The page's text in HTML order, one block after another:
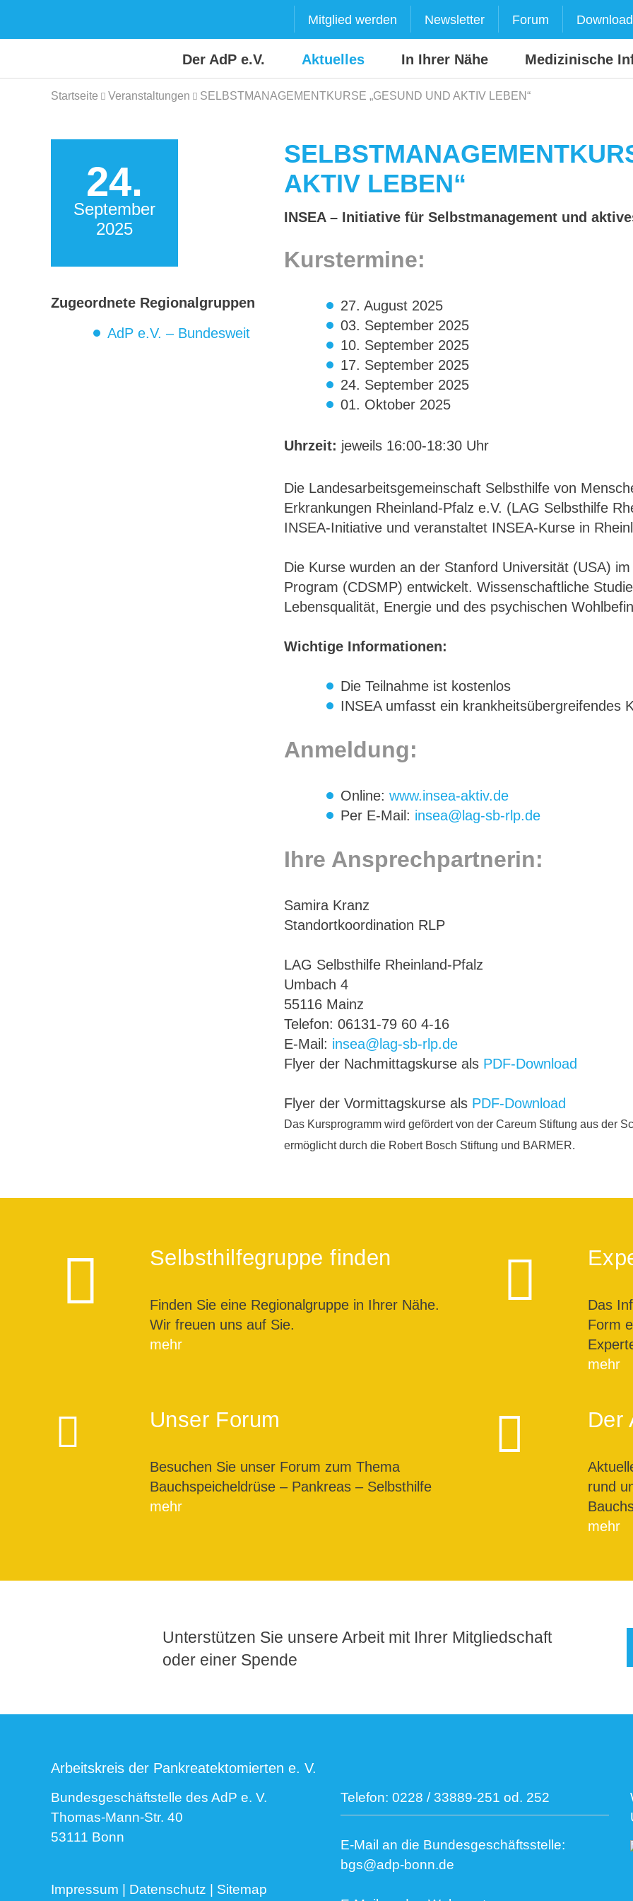
Mitglied werden Newsletter Forum
Der AdP e.V. Aktuelles In Ihrer Nähe Medizinische
Startseite Veranstaltungen SELBSTMANAGEMENTKURSE „GESUND UND AKTIV LEBEN“
24.
September
2025
Zugeordnete Regionalgruppen
AdP e.V. – Bundesweit
AKTIV LEBEN“
INSEA – Initiative für Selbstmanagement und
Kurstermine:
27. August 2025
03. September 2025
10. September 2025
17. September 2025
24. September 2025
01. Oktober 2025
Uhrzeit: jeweils 16:00-18:30 Uhr
Die Landesarbeitsgemeinschaft Selbsthilfe von
Erkrankungen Rheinland-Pfalz e.V. (LAG Selbsthilfe
INSEA-Initiative und veranstaltet INSEA-Kurse in
Die Kurse wurden an der Stanford Universität (USA)
Program (CDSMP) entwickelt. Wissenschaftliche
Lebensqualität, Energie und des psychischen
Wichtige Informationen:
Die Teilnahme ist kostenlos
INSEA umfasst ein krankheitsübergreifendes
Anmeldung:
Online: www.insea-aktiv.de
Per E-Mail: insea@lag-sb-rlp.de
Ihre Ansprechpartnerin:
Samira Kranz
Standortkoordination RLP
LAG Selbsthilfe Rheinland-Pfalz
Umbach 4
55116 Mainz
Telefon: 06131-79 60 4-16
E-Mail: insea@lag-sb-rlp.de
Flyer der Nachmittagskurse als PDF-Download
Flyer der Vormittagskurse als PDF-Download
Das Kursprogramm wird gefördert von der Careum Stiftung aus der
ermöglicht durch die Robert Bosch Stiftung und BARMER.
Selbsthilfegruppe finden
Finden Sie eine Regionalgruppe in Ihrer Nähe.
Wir freuen uns auf Sie.
mehr
Das
Form
mehr
Unser Forum
Besuchen Sie unser Forum zum Thema
Bauchspeicheldrüse – Pankreas – Selbsthilfe
mehr
Der
rund
mehr
Unterstützen Sie unsere Arbeit mit Ihrer Mitgliedschaft
oder einer Spende
Arbeitskreis der Pankreatektomierten e. V.
Bundesgeschäftstelle des AdP e. V.
Thomas-Mann-Str. 40
53111 Bonn
Impressum Datenschutz Sitemap
Telefon: 0228 / 33889-251 od. 252
E-Mail an die Bundesgeschäftsstelle:
bgs@adp-bonn.de